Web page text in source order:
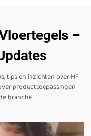
–
tips en inzichten over HF
producttoepassingen,
branche.